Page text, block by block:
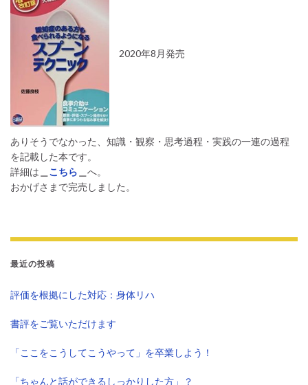
2020年8月発売
ありそうでなかった、知識・観察・思考過程・実践の一連の過程
を記載した本です。
詳細は
こちら
へ。
おかげさまで完売しました。
最近の投稿
評価を根拠にした対応：身体リハ
書評をご覧いただけます
「ここをこうしてこうやって」を卒業しよう！
「ちゃんと話ができるしっかりした方」？